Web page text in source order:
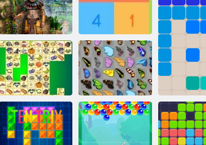
Schätze von
Montezuma 2
Holen Sie sich
10
Kris Mahjong
Schmetterlings
Kyodai